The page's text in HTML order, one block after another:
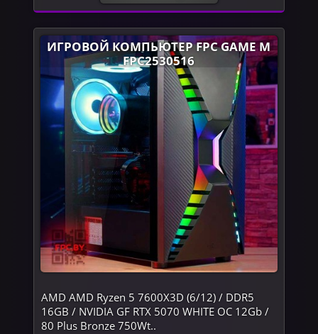
ИГРОВОЙ КОМПЬЮТЕР FPC GAME M
FPC2530516
AMD AMD Ryzen 5 7600X3D (6/12) / DDR5
16GB / NVIDIA GF RTX 5070 WHITE OC 12Gb /
80 Plus Bronze 750Wt..